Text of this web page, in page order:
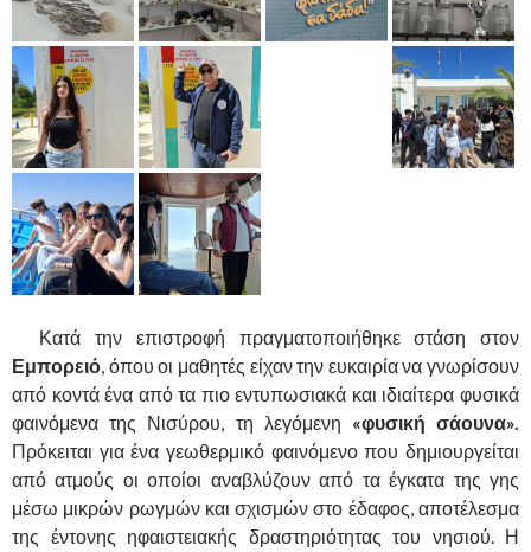
Κατά την επιστροφή πραγματοποιήθηκε στάση στον
Εμπορειό, όπου οι μαθητές είχαν την ευκαιρία να γνωρίσουν
από κοντά ένα από τα πιο εντυπωσιακά και ιδιαίτερα φυσικά
φαινόμενα της Νισύρου, τη λεγόμενη «φυσική σάουνα».
Πρόκειται για ένα γεωθερμικό φαινόμενο που δημιουργείται
από ατμούς οι οποίοι αναβλύζουν από τα έγκατα της γης
μέσω μικρών ρωγμών και σχισμών στο έδαφος, αποτέλεσμα
της έντονης ηφαιστειακής δραστηριότητας του νησιού. Η